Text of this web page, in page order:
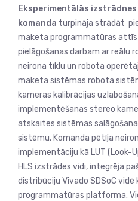
Eksperimentālās
komanda turpināja strādāt
maketa programmatūras
pielāgošanas darbam ar reālu
neirona tīklu un robota
maketa sistēmas robota
kameras kalibrācijas
implementēšanas stereo
atskaites sistēmas
sistēmu. Komanda pētīja
implementāciju kā LUT (Look-
HLS izstrādes vidi, integrēja
distribūciju Vivado SDSoC
programmatūras platforma.